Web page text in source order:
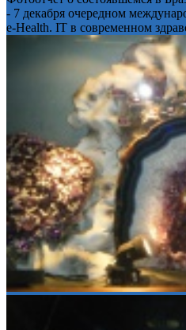
- 7 декабря очередном
e-Health. IT в современном